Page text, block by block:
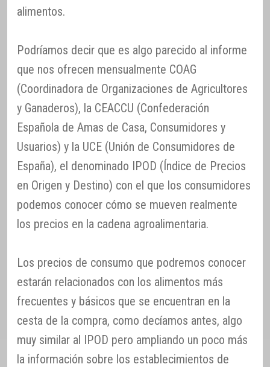
alimentos.
Podríamos decir que es algo parecido al informe
que nos ofrecen mensualmente COAG
(Coordinadora de Organizaciones de Agricultores
y Ganaderos), la CEACCU (Confederación
Española de Amas de Casa, Consumidores y
Usuarios) y la UCE (Unión de Consumidores de
España), el denominado IPOD (Índice de Precios
en Origen y Destino) con el que los consumidores
podemos conocer cómo se mueven realmente
los precios en la cadena agroalimentaria.
Los precios de consumo que podremos conocer
estarán relacionados con los alimentos más
frecuentes y básicos que se encuentran en la
cesta de la compra, como decíamos antes, algo
muy similar al IPOD pero ampliando un poco más
la información sobre los establecimientos de